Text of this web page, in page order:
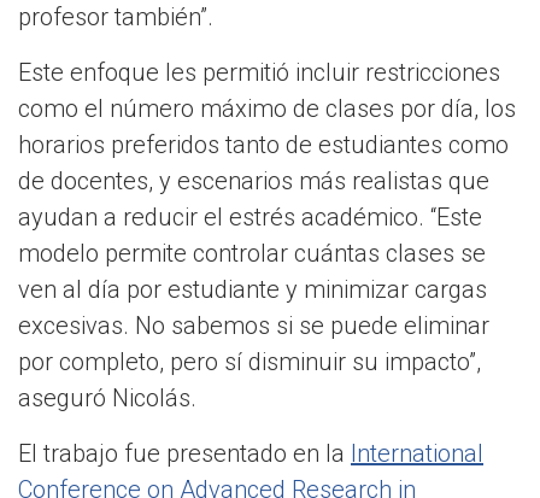
profesor también”.
Este enfoque les permitió incluir restricciones
como el número máximo de clases por día, los
horarios preferidos tanto de estudiantes como
de docentes, y escenarios más realistas que
ayudan a reducir el estrés académico. “Este
modelo permite controlar cuántas clases se
ven al día por estudiante y minimizar cargas
excesivas. No sabemos si se puede eliminar
por completo, pero sí disminuir su impacto”,
aseguró Nicolás.
El trabajo fue presentado en la International
Conference on Advanced Research in